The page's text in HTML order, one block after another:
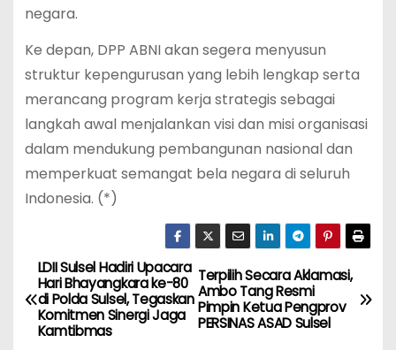
negara.
Ke depan, DPP ABNI akan segera menyusun
struktur kepengurusan yang lebih lengkap serta
merancang program kerja strategis sebagai
langkah awal menjalankan visi dan misi organisasi
dalam mendukung pembangunan nasional dan
memperkuat semangat bela negara di seluruh
Indonesia. (*)
N
a
Terpilih Secara Aklamasi,
Ambo Tang Resmi
Pimpin Ketua Pengprov
PERSINAS ASAD Sulsel
LDII Sulsel Hadiri Upacara
Hari Bhayangkara ke-80
di Polda Sulsel, Tegaskan
Komitmen Sinergi Jaga
Kamtibmas